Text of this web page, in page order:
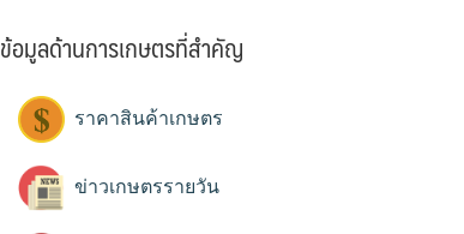
ข้อมูลด้านการเกษตรที่สำคัญ
ราคาสินค้าเกษตร
ข่าวเกษตรรายวัน